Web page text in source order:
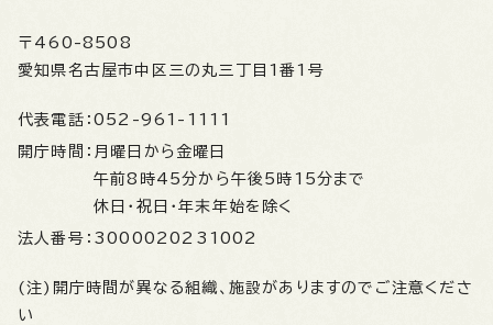
〒460-8508
愛知県名古屋市中区三の丸三丁目1番1号
代表電話： 052-961-1111
開庁時間： 月曜日から金曜日
午前8時45分から午後5時15分まで
休日・祝日・年末年始を除く
法人番号： 3000020231002
(注)開庁時間が異なる組織、施設がありますのでご注意くださ
い